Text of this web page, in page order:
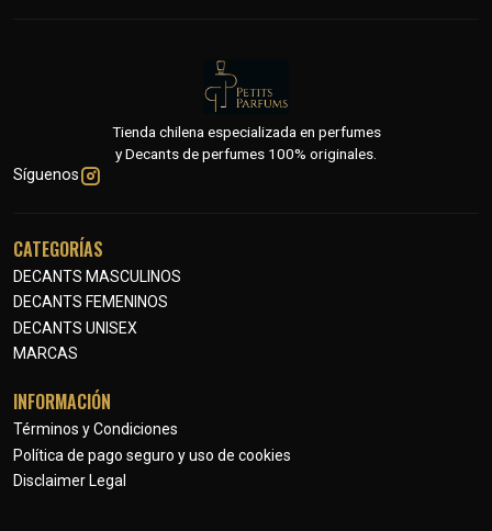
Tienda chilena especializada en perfumes
y Decants de perfumes 100% originales.
Síguenos
CATEGORÍAS
DECANTS MASCULINOS
DECANTS FEMENINOS
DECANTS UNISEX
MARCAS
INFORMACIÓN
Términos y Condiciones
Política de pago seguro y uso de cookies
Disclaimer Legal